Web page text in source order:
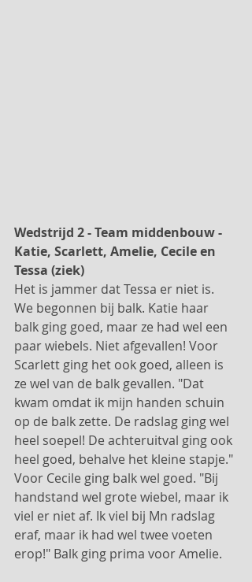
Wedstrijd 2 - Team middenbouw -
Katie, Scarlett, Amelie, Cecile en
Tessa (ziek)
Het is jammer dat Tessa er niet is.
We begonnen bij balk. Katie haar
balk ging goed, maar ze had wel een
paar wiebels. Niet afgevallen! Voor
Scarlett ging het ook goed, alleen is
ze wel van de balk gevallen. "Dat
kwam omdat ik mijn handen schuin
op de balk zette. De radslag ging wel
heel soepel! De achteruitval ging ook
heel goed, behalve het kleine stapje."
Voor Cecile ging balk wel goed. "Bij
handstand wel grote wiebel, maar ik
viel er niet af. Ik viel bij Mn radslag
eraf, maar ik had wel twee voeten
erop!" Balk ging prima voor Amelie.